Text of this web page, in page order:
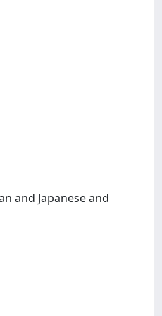
and Japanese and